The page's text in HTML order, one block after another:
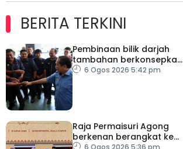
BERITA TERKINI
Pembinaan bilik darjah
tambahan berkonsepkan
MPS di sekolah terpilih,
6 Ogos 2026 5:42 pm
Raja Permaisuri Agong
berkenan berangkat ke
6 Ogos 2026 5:36 pm